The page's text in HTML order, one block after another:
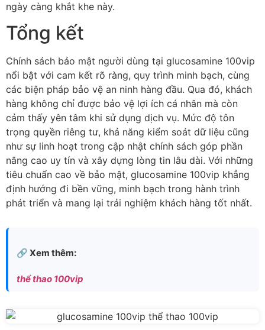
ngày càng khắt khe này.
Tổng kết
Chính sách bảo mật người dùng tại glucosamine 100vip
nổi bật với cam kết rõ ràng, quy trình minh bạch, cùng
các biện pháp bảo vệ an ninh hàng đầu. Qua đó, khách
hàng không chỉ được bảo vệ lợi ích cá nhân mà còn
cảm thấy yên tâm khi sử dụng dịch vụ. Mức độ tôn
trọng quyền riêng tư, khả năng kiểm soát dữ liệu cũng
như sự linh hoạt trong cập nhật chính sách góp phần
nâng cao uy tín và xây dựng lòng tin lâu dài. Với những
tiêu chuẩn cao về bảo mật, glucosamine 100vip khẳng
định hướng đi bền vững, minh bạch trong hành trình
phát triển và mang lại trải nghiệm khách hàng tốt nhất.
🔗 Xem thêm:
thể thao 100vip